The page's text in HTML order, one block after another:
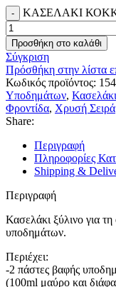
ΚΑΣΕΛΑΚΙ
Προσθήκη στο καλάθι
Σύγκριση
Πρόσθήκη στην λίστα
Κωδικός προϊόντος:
Υποδημάτων,
Φροντίδα, Χρυσή Σειρά
Share:
Περιγραφή
Πληροφορίες
Shipping &
Περιγραφή
Κασελάκι ξύλινο για
υποδημάτων.
Περιέχει:
-2 πάστες βαφής
(100ml μαύρο και